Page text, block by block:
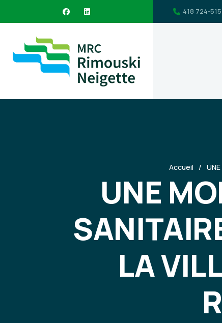
418 724-
Accueil
UNE
LA